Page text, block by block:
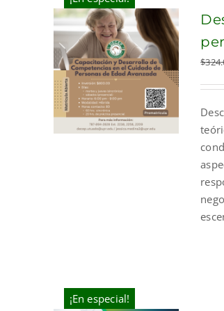
$
¡En especial!